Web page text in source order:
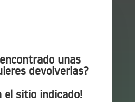
unas
devolverlas?
el sitio indicado!